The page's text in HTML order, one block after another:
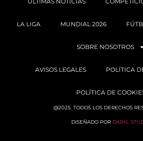
LA LIGA MUNDIAL 2026
SOBRE NOSOTROS
AVISOS LEGALES POLÍTICA
POLÍTICA DE
@2025. TODOS LOS DERECHOS
DISEÑADO POR DARYL